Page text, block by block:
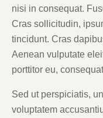
nisi in consequat.
Cras sollicitudin,
tincidunt. Cras
Aenean vulputate
porttitor eu,
Sed ut perspiciatis,
voluptatem